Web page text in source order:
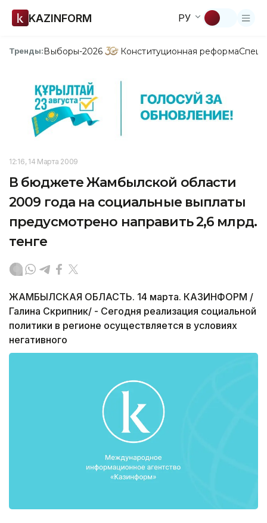
KAZINFORM РУ
Тренды:Выборы-2026 Конституционная реформа
12:16, 14 Марта 2009
В бюджете Жамбылской области
2009 года на социальные выплаты
предусмотрено направить 2,6 млрд.
тенге
ЖАМБЫЛСКАЯ ОБЛАСТЬ. 14 марта. КАЗИНФОРМ /
Галина Скрипник/ - Сегодня реализация социальной
политики в регионе осуществляется в условиях
негативного